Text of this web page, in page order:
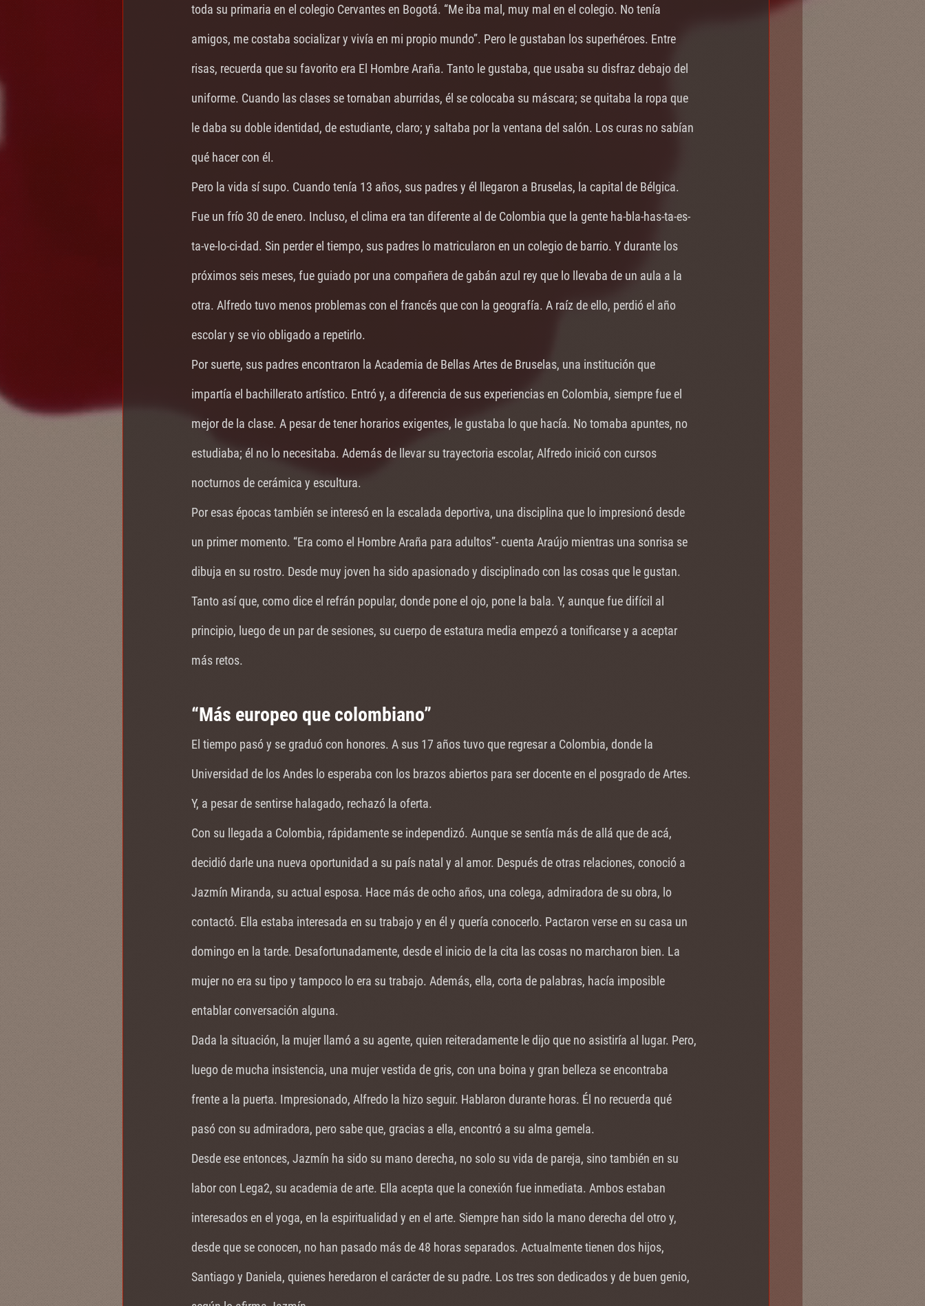
toda su primaria en el colegio Cervantes en Bogotá. “Me iba mal, muy mal en el colegio. No tenía
amigos, me costaba socializar y vivía en mi propio mundo”. Pero le gustaban los superhéroes. Entre
risas, recuerda que su favorito era El Hombre Araña. Tanto le gustaba, que usaba su disfraz debajo del
uniforme. Cuando las clases se tornaban aburridas, él se colocaba su máscara; se quitaba la ropa que
le daba su doble identidad, de estudiante, claro; y saltaba por la ventana del salón. Los curas no sabían
qué hacer con él.
Pero la vida sí supo. Cuando tenía 13 años, sus padres y él llegaron a Bruselas, la capital de Bélgica.
Fue un frío 30 de enero. Incluso, el clima era tan diferente al de Colombia que la gente ha-bla-has-ta-es-
ta-ve-lo-ci-dad. Sin perder el tiempo, sus padres lo matricularon en un colegio de barrio. Y durante los
próximos seis meses, fue guiado por una compañera de gabán azul rey que lo llevaba de un aula a la
otra. Alfredo tuvo menos problemas con el francés que con la geografía. A raíz de ello, perdió el año
escolar y se vio obligado a repetirlo.
Por suerte, sus padres encontraron la Academia de Bellas Artes de Bruselas, una institución que
impartía el bachillerato artístico. Entró y, a diferencia de sus experiencias en Colombia, siempre fue el
mejor de la clase. A pesar de tener horarios exigentes, le gustaba lo que hacía. No tomaba apuntes, no
estudiaba; él no lo necesitaba. Además de llevar su trayectoria escolar, Alfredo inició con cursos
nocturnos de cerámica y escultura.
Por esas épocas también se interesó en la escalada deportiva, una disciplina que lo impresionó desde
un primer momento. “Era como el Hombre Araña para adultos”- cuenta Araújo mientras una sonrisa se
dibuja en su rostro. Desde muy joven ha sido apasionado y disciplinado con las cosas que le gustan.
Tanto así que, como dice el refrán popular, donde pone el ojo, pone la bala. Y, aunque fue difícil al
principio, luego de un par de sesiones, su cuerpo de estatura media empezó a tonificarse y a aceptar
más retos.
“Más europeo que colombiano”
El tiempo pasó y se graduó con honores. A sus 17 años tuvo que regresar a Colombia, donde la
Universidad de los Andes lo esperaba con los brazos abiertos para ser docente en el posgrado de Artes.
Y, a pesar de sentirse halagado, rechazó la oferta.
Con su llegada a Colombia, rápidamente se independizó. Aunque se sentía más de allá que de acá,
decidió darle una nueva oportunidad a su país natal y al amor. Después de otras relaciones, conoció a
Jazmín Miranda, su actual esposa. Hace más de ocho años, una colega, admiradora de su obra, lo
contactó. Ella estaba interesada en su trabajo y en él y quería conocerlo. Pactaron verse en su casa un
domingo en la tarde. Desafortunadamente, desde el inicio de la cita las cosas no marcharon bien. La
mujer no era su tipo y tampoco lo era su trabajo. Además, ella, corta de palabras, hacía imposible
entablar conversación alguna.
Dada la situación, la mujer llamó a su agente, quien reiteradamente le dijo que no asistiría al lugar. Pero,
luego de mucha insistencia, una mujer vestida de gris, con una boina y gran belleza se encontraba
frente a la puerta. Impresionado, Alfredo la hizo seguir. Hablaron durante horas. Él no recuerda qué
pasó con su admiradora, pero sabe que, gracias a ella, encontró a su alma gemela.
Desde ese entonces, Jazmín ha sido su mano derecha, no solo su vida de pareja, sino también en su
labor con Lega2, su academia de arte. Ella acepta que la conexión fue inmediata. Ambos estaban
interesados en el yoga, en la espiritualidad y en el arte. Siempre han sido la mano derecha del otro y,
desde que se conocen, no han pasado más de 48 horas separados. Actualmente tienen dos hijos,
Santiago y Daniela, quienes heredaron el carácter de su padre. Los tres son dedicados y de buen genio,